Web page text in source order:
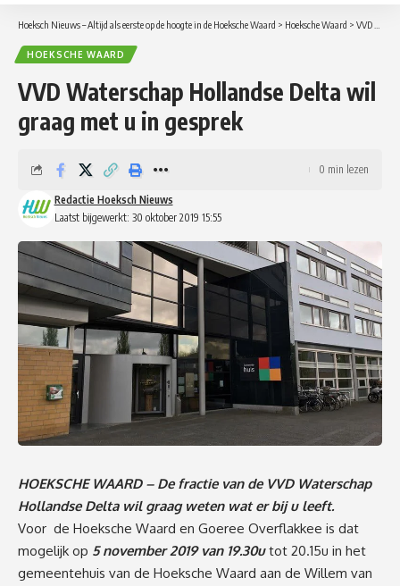
Hoeksch Nieuws – Altijd als eerste op de hoogte in de Hoeksche Waard > Hoeksche Waard > VVD Waterschap Hollandse Delta wil graag met u in gesprek
HOEKSCHE WAARD
VVD Waterschap Hollandse Delta wil
graag met u in gesprek
Laatst bijgewerkt: 30 oktober 2019 15:55
Redactie Hoeksch Nieuws
0 min lezen
HOEKSCHE WAARD – De fractie van de VVD Waterschap
Hollandse Delta wil graag weten wat er bij u leeft.
Voor de Hoeksche Waard en Goeree Overflakkee is dat
mogelijk op 5 november 2019 van 19.30utot 20.15u in het
gemeentehuis van de Hoeksche Waard aan de Willem van